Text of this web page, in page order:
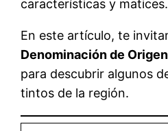
características y matices.
En este artículo, te
Denominación de
para descubrir algunos
tintos de la región.